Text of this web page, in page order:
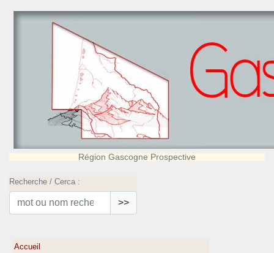
Région Gascogne Prospective
Recherche / Cerca :
>>
Accueil